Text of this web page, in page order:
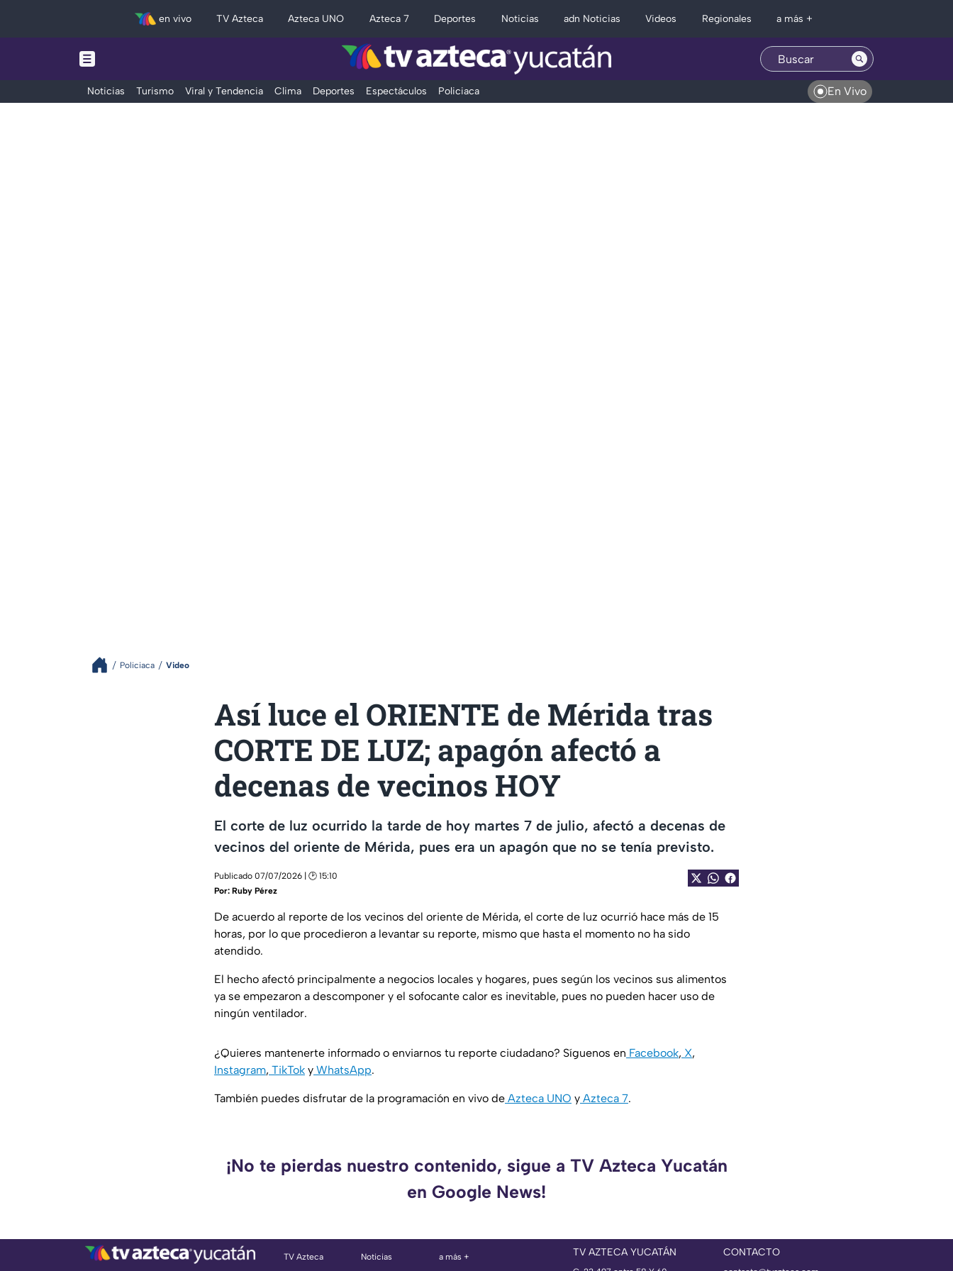
en vivo TV Azteca Azteca UNO Azteca 7 Deportes Noticias adn Noticias Videos Regionales a más +
Noticias Turismo Viral y Tendencia Clima Deportes Espectáculos Policiaca En Vivo
Policiaca Video
Así luce el ORIENTE de Mérida tras
CORTE DE LUZ; apagón afectó a
decenas de vecinos HOY
El corte de luz ocurrido la tarde de hoy martes 7 de julio, afectó a decenas de
vecinos del oriente de Mérida, pues era un apagón que no se tenía previsto.
Publicado 07/07/2026 | 🕑 15:10
Por: Ruby Pérez
De acuerdo al reporte de los vecinos del oriente de Mérida, el corte de luz ocurrió hace más de 15
horas, por lo que procedieron a levantar su reporte, mismo que hasta el momento no ha sido
atendido.
El hecho afectó principalmente a negocios locales y hogares, pues según los vecinos sus alimentos
ya se empezaron a descomponer y el sofocante calor es inevitable, pues no pueden hacer uso de
ningún ventilador.
¿Quieres mantenerte informado o enviarnos tu reporte ciudadano? Síguenos en Facebook, X,
Instagram, TikTok y WhatsApp.
También puedes disfrutar de la programación en vivo de Azteca UNO y Azteca 7.
¡No te pierdas nuestro contenido, sigue a TV Azteca Yucatán
en Google News!
TV Azteca
Noticias
a más +
TV AZTECA YUCATÁN CONTACTO